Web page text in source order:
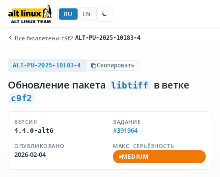
RU EN
Все бюллетени/c9f2/ALT-PU-2025-10183-4
ALT-PU-2025-10183-4 Скопировать
Обновление пакета libtiff в ветке
c9f2
ВЕРСИЯ
4.4.0-alt6
ЗАДАНИЕ
#391964
ОПУБЛИКОВАНО
2026-02-04
МАКС. СЕРЬЁЗНОСТЬ
MEDIUM